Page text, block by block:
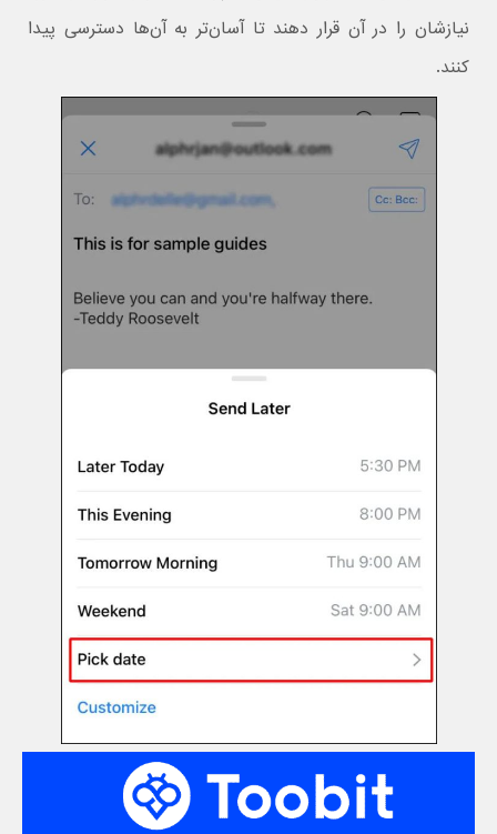
نیازشان را در آن قرار دهند تا آسان‌تر به آن‌ها دسترسی پیدا
کنند.